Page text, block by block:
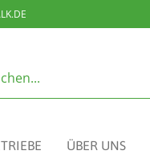
ÜBER UNS